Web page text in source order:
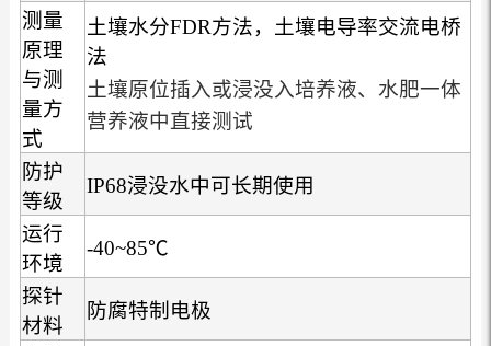
测量
原理
与测
量方
式
土壤水分FDR方法，土壤电导率交流电桥
法
土壤原位插入或浸没入培养液、水肥一体
营养液中直接测试
防护
等级
IP68浸没水中可长期使用
运行
环境
-40~85℃
探针
材料
防腐特制电极